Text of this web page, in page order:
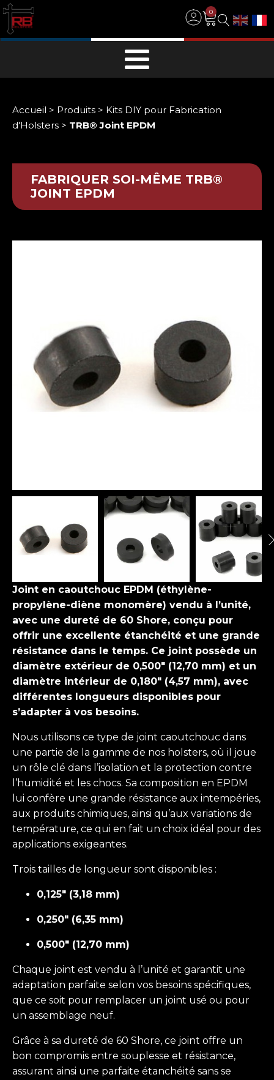
0
Accueil > Produits > Kits DIY pour Fabrication
d'Holsters > TRB® Joint EPDM
FABRIQUER SOI-MÊME TRB®
JOINT EPDM
Joint en caoutchouc EPDM (éthylène-
propylène-diène monomère) vendu à l’unité,
avec une dureté de 60 Shore, conçu pour
offrir une excellente étanchéité et une grande
résistance dans le temps. Ce joint possède un
diamètre extérieur de 0,500" (12,70 mm) et un
diamètre intérieur de 0,180" (4,57 mm), avec
différentes longueurs disponibles pour
s’adapter à vos besoins.
Nous utilisons ce type de joint caoutchouc dans
une partie de la gamme de nos holsters, où il joue
un rôle clé dans l’isolation et la protection contre
l’humidité et les chocs. Sa composition en EPDM
lui confère une grande résistance aux intempéries,
aux produits chimiques, ainsi qu’aux variations de
température, ce qui en fait un choix idéal pour des
applications exigeantes.
Trois tailles de longueur sont disponibles :
0,125" (3,18 mm)
0,250" (6,35 mm)
0,500" (12,70 mm)
Chaque joint est vendu à l’unité et garantit une
adaptation parfaite selon vos besoins spécifiques,
que ce soit pour remplacer un joint usé ou pour
un assemblage neuf.
Grâce à sa dureté de 60 Shore, ce joint offre un
bon compromis entre souplesse et résistance,
assurant ainsi une parfaite étanchéité sans se